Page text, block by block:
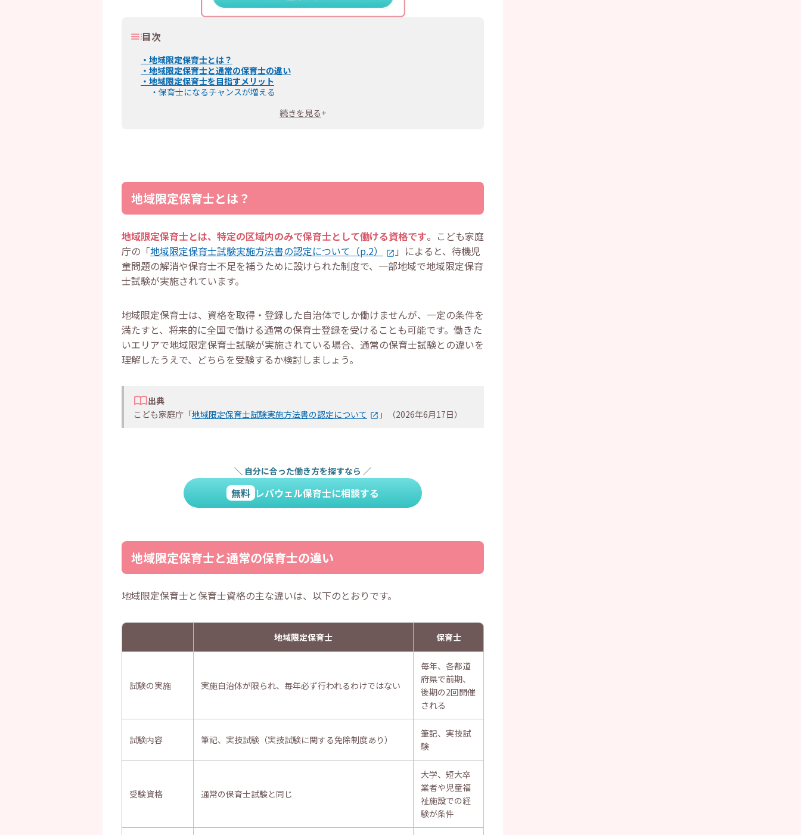
目次
・ 地域限定保育士とは？
・ 地域限定保育士と通常の保育士の違い
・ 地域限定保育士を目指すメリット
・ 保育士になるチャンスが増える
合格科目は翌年の保育士試験で免除される
・両方受験した場合に適用される資格
・働く地域が定まっている人
・実技試験に苦手意識がある人
・最短での合格を目指したい人
・保育士の求人探しは転職エージェントに相談
・地域限定保育士についてよくある質問
・地域限定保育士試験はどこで開催される？
・まとめ
続きを見る+
地域限定保育士とは？
地域限定保育士とは、特定の区域内のみで保育士として働ける資格です。こども家庭
庁の「地域限定保育士試験実施方法書の認定について（p.2）
」によると、待機児
童問題の解消や保育士不足を補うために設けられた制度で、一部地域で地域限定保育
士試験が実施されています。
地域限定保育士は、資格を取得・登録した自治体でしか働けませんが、一定の条件を
満たすと、将来的に全国で働ける通常の保育士登録を受けることも可能です。働きた
いエリアで地域限定保育士試験が実施されている場合、通常の保育士試験との違いを
理解したうえで、どちらを受験するか検討しましょう。
出典
こども家庭庁「地域限定保育士試験実施方法書の認定について 」（2026年6月17日）
＼ 自分に合った働き方を探すなら ／
無料 レバウェル保育士に相談する
地域限定保育士と通常の保育士の違い
地域限定保育士と保育士資格の主な違いは、以下のとおりです。
地域限定保育士 保育士
試験の実施 実施自治体が限られ、毎年必ず行われるわけではない
毎年、各都道
府県で前期、
後期の2回開催
される
試験内容 筆記、実技試験（実技試験に関する免除制度あり）
筆記、実技試
験
受験資格 通常の保育士試験と同じ
大学、短大卒
業者や児童福
祉施設での経
験が条件